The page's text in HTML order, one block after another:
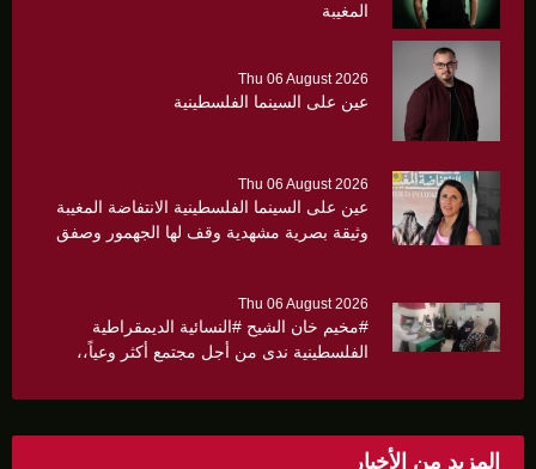
المغيبة
Thu 06 August 2026
عين على السينما الفلسطينية
Thu 06 August 2026
عين على السينما الفلسطينية الانتفاضة المغيبة
وثيقة بصرية مشهدية وقف لها الجهمور وصفق
Thu 06 August 2026
#مخيم خان الشيح #النسائية الديمقراطية
الفلسطينية ندى من أجل مجتمع أكثر وعياً،،
بروشورات توعوية على سيدات الحي.
المزيد من الأخبار